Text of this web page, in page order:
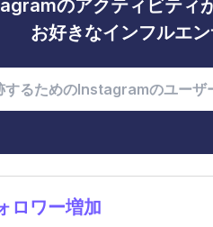
のアクティビティ
お好きなインフルエ
ロワー増加